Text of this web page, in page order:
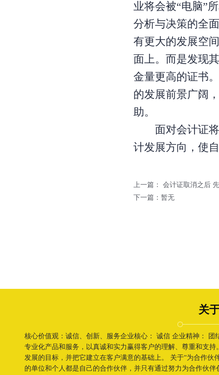
业将会被“电脑”
分析与决策的全
有更大的发展空
面上。而是发现
金量更高的证书
的发展前景广阔
助。
面对会计证将
计发展方向，使
上一篇：
会计证取消之后
下一篇：暂无
关
核心价值观：诚信、创新、服务企业核心： 诚信 企业精神：
专业化产品和服务，以真诚和实力赢得客户的理解、尊重和支
发展的目标，并把它建立在客户满意的基础上。 关于“为合作
的单位和个人都是自己的合作伙伴，并只有通过努力为合作伙